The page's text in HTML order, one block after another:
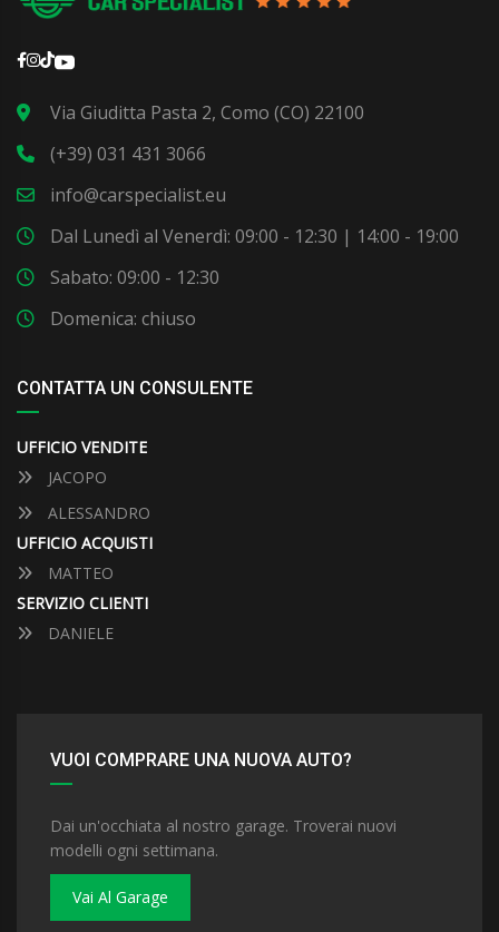
Via Giuditta Pasta 2, Como (CO) 22100
(+39) 031 431 3066
info@carspecialist.eu
Dal Lunedì al Venerdì: 09:00 - 12:30 | 14:00 - 19:00
Sabato: 09:00 - 12:30
Domenica: chiuso
CONTATTA UN CONSULENTE
UFFICIO VENDITE
JACOPO
ALESSANDRO
UFFICIO ACQUISTI
MATTEO
SERVIZIO CLIENTI
DANIELE
VUOI COMPRARE UNA NUOVA AUTO?
Dai un'occhiata al nostro garage. Troverai nuovi
modelli ogni settimana.
Vai Al Garage